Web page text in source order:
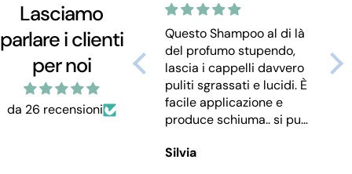
Lasciamo
parlare i clienti
per noi
da 26 recensioni
Ho acquistato lo
Shampoo solido e
continuerò ad
acquistarlo. I capelli
risultano. morbidi, puliti e
perfettamente districati..
Questo Shampoo al di là
del profumo stupendo,
lascia i cappelli davvero
puliti sgrassati e lucidi. È
facile applicazione e
produce schiuma.. si può
sui capelli o strofinare
Silvia